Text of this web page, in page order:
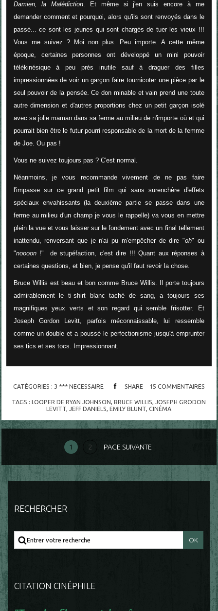
Damien, la Malédiction. Et même si j'en suis encore à me
demander comment et pourquoi, alors qu'ils sont renvoyés dans le
passé... ce sont les jeunes qui sont chargés de tuer les vieux !!!
Vous me suivez ? Moi non plus. Peu importe. A cette même
époque, certaines personnes ont développé un mini pouvoir
télékinésique à peu près inutile sauf à draguer des filles
impressionnées de voir un garçon faire tournicoter une pièce par le
seul pouvoir de la pensée. Ce don minable et vain prend une toute
autre dimension et d'autres proportions chez un petit garçon isolé
avec sa jolie maman dans sa ferme au milieu de n'importe où et qui
pourrait bien être le futur pourri responsable de la mort de la femme
de Joe. Ou pas !
Vous ne suivez toujours pas ? C'est normal.
Néanmoins, je vous recommande vivement de ne pas faire
l'impasse sur ce grand petit film qui sans surenchère d'effets
spéciaux envahissants (la deuxième partie se passe dans une
ferme au milieu d'un champ je vous le rappelle) va vous en mettre
plein la vue et vous laisser sur le fondement avec un final tellement
inattendu, renversant que je n'ai pu m'empêcher de dire "oh" ou
"noooon!" de stupéfaction, c'est dire !!! Quant aux réponses à
certaines questions, et bien, je pense qu'il faut revoir la chose.
Bruce Willis est beau et bon comme Bruce Willis. Il porte toujours
admirablement le ti-shirt blanc taché de sang, a toujours ses
magnifiques yeux verts et son regard qui semble frisotter. Et
Joseph Gordon Levitt, parfois méconnaissable, lui ressemble
comme un double et a poussé le perfectionisme jusqu'à emprunter
ses tics et ses tocs. Impressionnant.
CATÉGORIES : 3 *** NECESSAIRE SHARE 15 COMMENTAIRES
TAGS :LOOPER DE RYAN JOHNSON,BRUCE WILLIS,JOSEPH GRODON
LEVITT,JEFF DANIELS,EMILY BLUNT,CINÉMA
1 2 PAGE SUIVANTE
RECHERCHER
CITATION CINÉPHILE